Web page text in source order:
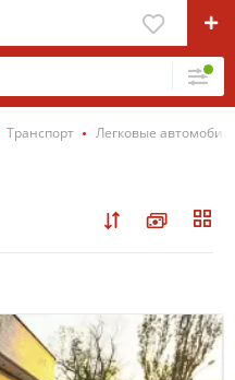
Транспорт Легковые